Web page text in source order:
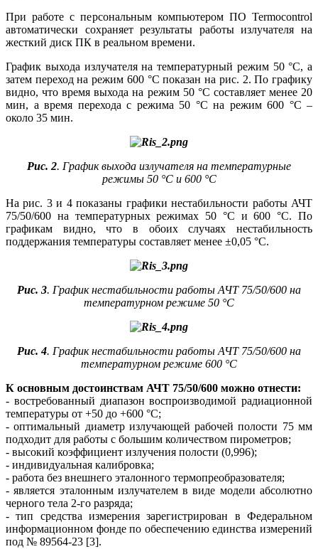
При работе с персональным компьютером ПО Termocontrol
автоматически сохраняет результаты работы излучателя на
жесткий диск ПК в реальном времени.
График выхода излучателя на температурный режим 50 °C, а
затем переход на режим 600 °C показан на рис. 2. По графику
видно, что время выхода на режим 50 °C составляет менее 20
мин, а время перехода с режима 50 °C на режим 600 °C –
около 35 мин.
Рис. 2. График выхода излучателя на температурные
режимы 50 °C и 600 °C
На рис. 3 и 4 показаны графики нестабильности работы АЧТ
75/50/600 на температурных режимах 50 °C и 600 °C. По
графикам видно, что в обоих случаях нестабильность
поддержания температуры составляет менее ±0,05 °C.
Рис. 3. График нестабильности работы АЧТ 75/50/600 на
температурном режиме 50 °C
Рис. 4. График нестабильности работы АЧТ 75/50/600 на
температурном режиме 600 °C
К основным достоинствам АЧТ 75/50/600 можно отнести:
- востребованный диапазон воспроизводимой радиационной
температуры от +50 до +600 °C;
- оптимальный диаметр излучающей рабочей полости 75 мм
подходит для работы с большим количеством пирометров;
- высокий коэффициент излучения полости (0,996);
- индивидуальная калибровка;
- работа без внешнего эталонного термопреобразователя;
- является эталонным излучателем в ви­де модели абсолютно
черного те­ла 2‑го разряда;
- тип средства измерения зарегистрирован в Федеральном
информационном фонде по обеспечению единства измерений
под № 89564-23 [3].